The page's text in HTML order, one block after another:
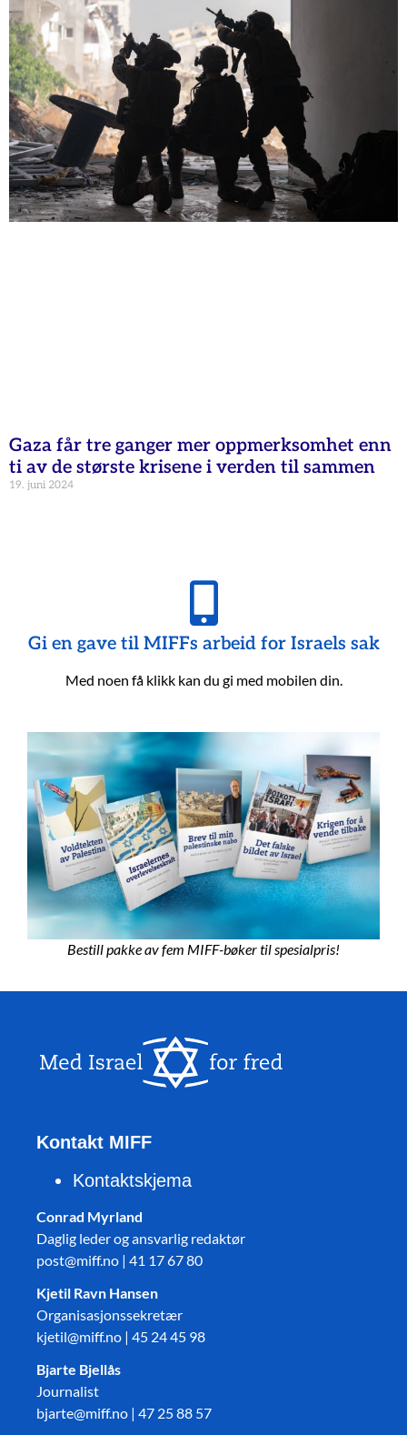
Gaza får tre ganger mer oppmerksomhet enn
ti av de største krisene i verden til sammen
19. juni 2024
Gi en gave til MIFFs arbeid for Israels sak
Med noen få klikk kan du gi med mobilen din.
Bestill pakke av fem MIFF-bøker til spesialpris!
Kontakt MIFF
Kontaktskjema
Conrad Myrland
Daglig leder og ansvarlig redaktør
post@miff.no | 41 17 67 80
Kjetil Ravn Hansen
Organisasjonssekretær
kjetil@miff.no | 45 24 45 98
Bjarte Bjellås
Journalist
bjarte@miff.no | 47 25 88 57